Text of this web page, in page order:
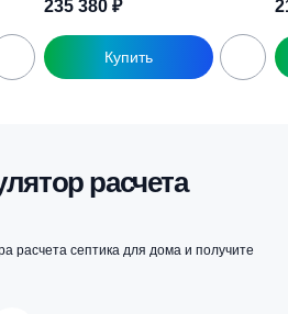
235 380 ₽
расчета
расчета септика для дома и получите